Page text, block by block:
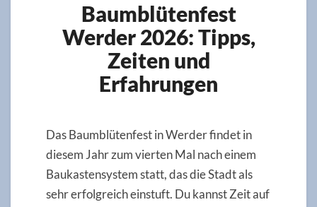
Werder
2026:
Tipps,
Zeiten
und
Erfahrungen
Baumblütenfest
Werder 2026: Tipps,
Zeiten und
Erfahrungen
Das Baumblütenfest in Werder findet in
diesem Jahr zum vierten Mal nach einem
Baukastensystem statt, das die Stadt als
sehr erfolgreich einstuft. Du kannst Zeit auf